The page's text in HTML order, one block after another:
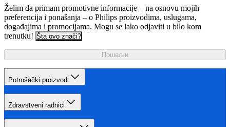
Želim da primam promotivne informacije – na osnovu mojih
preferencija i ponašanja – o Philips proizvodima, uslugama,
događajima i promocijama. Mogu se lako odjaviti u bilo kom
trenutku! Šta ovo znači?
Пошаљи
Potrošački proizvodi
Zdravstveni radnici